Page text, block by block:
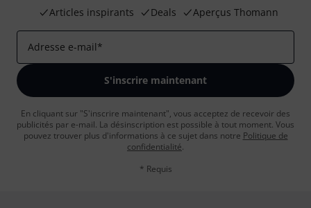
Articles inspirants
Deals Aperçus Thomann
Adresse e-mail*
S'inscrire maintenant
En cliquant sur "S'inscrire maintenant", vous acceptez de recevoir des
publicités par e-mail. La désinscription est possible à tout moment. Vous
pouvez trouver plus d'informations à ce sujet dans notre Politique de
confidentialité.
* Requis